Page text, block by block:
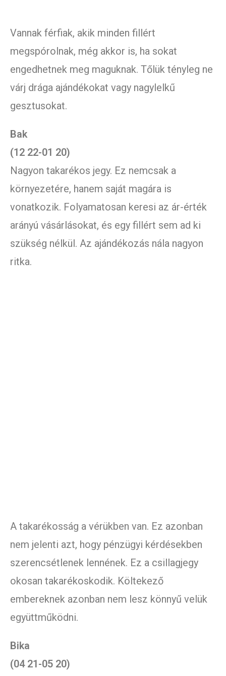
Vannak férfiak, akik minden fillért
megspórolnak, még akkor is, ha sokat
engedhetnek meg maguknak. Tőlük tényleg ne
várj drága ajándékokat vagy nagylelkű
gesztusokat.
Bak
(12 22-01 20)
Nagyon takarékos jegy. Ez nemcsak a
környezetére, hanem saját magára is
vonatkozik. Folyamatosan keresi az ár-érték
arányú vásárlásokat, és egy fillért sem ad ki
szükség nélkül. Az ajándékozás nála nagyon
ritka.
A takarékosság a vérükben van. Ez azonban
nem jelenti azt, hogy pénzügyi kérdésekben
szerencsétlenek lennének. Ez a csillagjegy
okosan takarékoskodik. Költekező
embereknek azonban nem lesz könnyű velük
együttműködni.
Bika
(04 21-05 20)